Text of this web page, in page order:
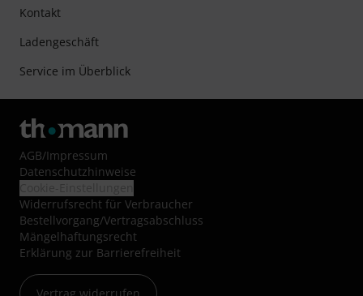
Kontakt
Ladengeschäft
Service im Überblick
AGB/Impressum
Datenschutzhinweise
Widerrufsrecht für Verbraucher
Bestellvorgang/Vertragsabschluss
Mängelhaftungsrecht
Erklärung zur Barrierefreiheit